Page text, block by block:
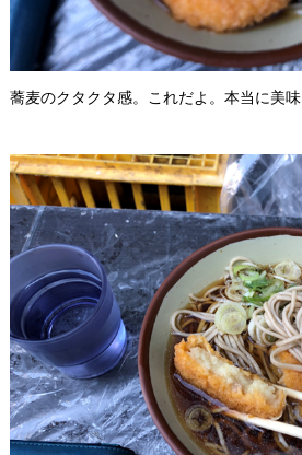
蕎麦のクタクタ感。これだよ。本当に美味